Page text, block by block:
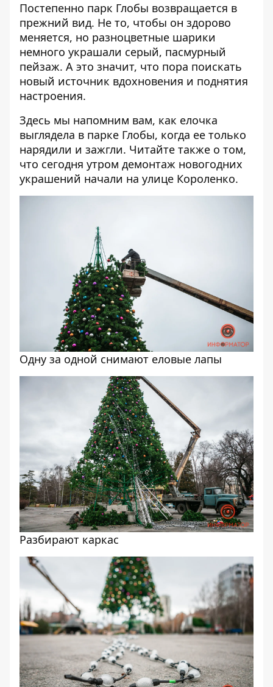
Постепенно парк Глобы возвращается в
прежний вид. Не то, чтобы он здорово
меняется, но разноцветные шарики
немного украшали серый, пасмурный
пейзаж. А это значит, что пора поискать
новый источник вдохновения и поднятия
настроения.
Здесь мы напомним вам, как елочка
выглядела в парке Глобы, когда ее только
нарядили и зажгли. Читайте также о том,
что сегодня утром демонтаж новогодних
украшений начали на улице Короленко.
Одну за одной снимают еловые лапы
Разбирают каркас